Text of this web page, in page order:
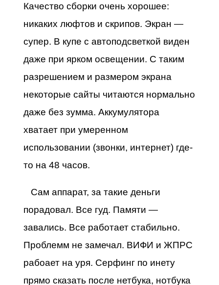
Качество сборки очень хорошее:
никаких люфтов и скрипов. Экран —
супер. В купе с автоподсветкой виден
даже при ярком освещении. С таким
разрешением и размером экрана
некоторые сайты читаются нормально
даже без зумма. Аккумулятора
хватает при умеренном
использовании (звонки, интернет) где-
то на 48 часов.
Сам аппарат, за такие деньги
порадовал. Все гуд. Памяти —
завались. Все работает стабильно.
Проблемм не замечал. ВИФИ и ЖПРС
рабоает на уря. Серфинг по инету
прямо сказать после нетбука, нотбука